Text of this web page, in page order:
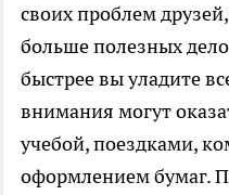
своих проблем
больше полезных
быстрее вы уладите
внимания могут
учебой, поездками,
оформлением бумаг.